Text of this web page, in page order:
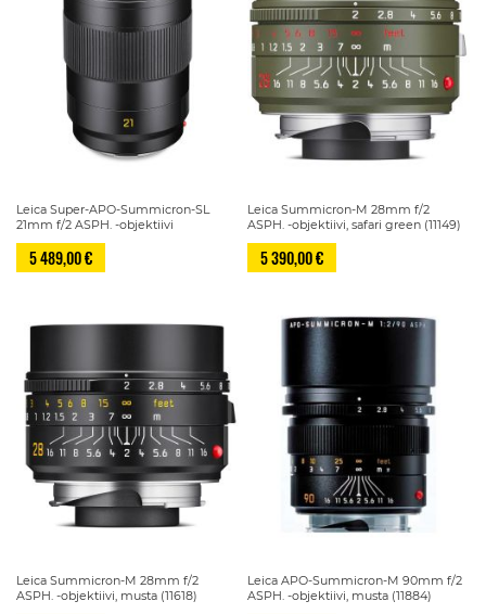
Leica Super-APO-Summicron-SL
21mm f/2 ASPH. -objektiivi
5 489,00 €
Leica Summicron-M 28mm f/2
ASPH. -objektiivi, safari green (11149)
5 390,00 €
Leica Summicron-M 28mm f/2
ASPH. -objektiivi, musta (11618)
Leica APO-Summicron-M 90mm f/2
ASPH. -objektiivi, musta (11884)